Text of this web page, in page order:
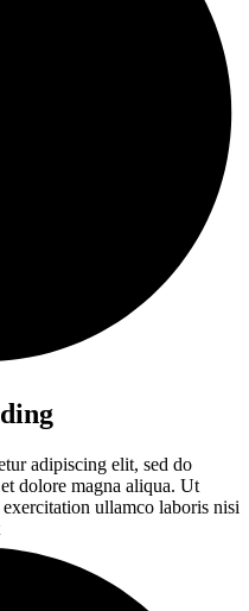
adipiscing elit, sed do
dolore magna aliqua. Ut
ullamco laboris nisi